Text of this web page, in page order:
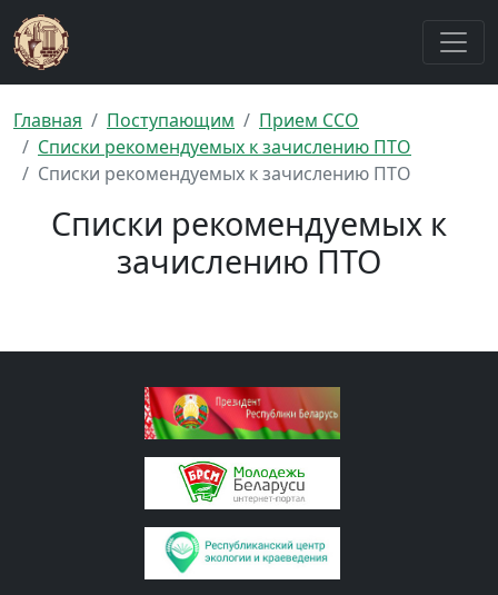
Главная Поступающим
Прием ССО
Списки рекомендуемых к зачислению ПТО
Списки рекомендуемых к зачислению ПТО
Списки рекомендуемых к
зачислению ПТО